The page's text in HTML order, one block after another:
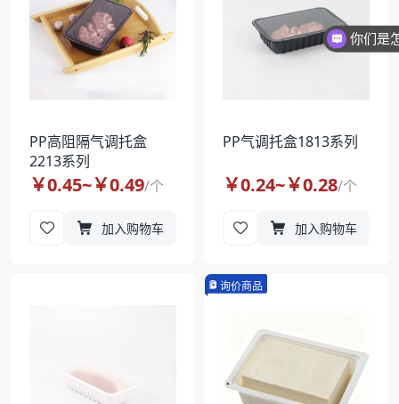
PP高阻隔气调托盒
2213系列
￥0.45~￥0.49/个
加入购物车
PP气调托盒1813系列
￥0.24~￥0.28/个
加入购物车
询价商品
你们是